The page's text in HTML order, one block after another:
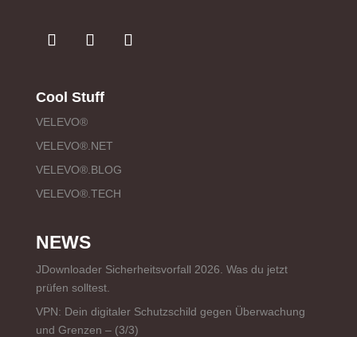
Cool Stuff
VELEVO®
VELEVO®.NET
VELEVO®.BLOG
VELEVO®.TECH
NEWS
JDownloader Sicherheitsvorfall 2026. Was du jetzt
prüfen solltest.
VPN: Dein digitaler Schutzschild gegen Überwachung
und Grenzen – (3/3)